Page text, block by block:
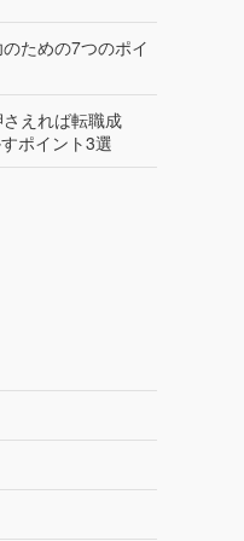
ための7つのポイ
えれば転職成
ポイント3選